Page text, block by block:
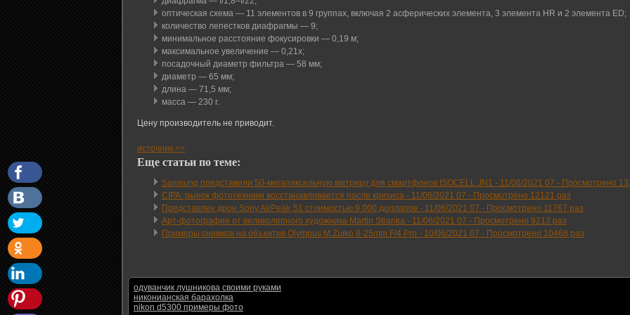
оптическая схема — 11 элементов в 9 группах, включая 2 асферических элемента, 3 элемента HR и 2 элемента ED;
количество лепестков диафрагмы — 9;
минимальное расстояние фокусировки — 0,19 м;
максимальное увеличение — 0,21x;
посадочный диаметр фильтра — 58 мм;
диаметр — 65 мм;
длина — 71,5 мм;
масса — 230 г.
Цену производитель не приводит.
источник >>
Еще статьи по теме:
Samsung представили 50-мегапиксельную матрицу для смартфонов ISOCELL JN1 - 11/06/2021 07 - Просмотрено
CIPA: рынок фототехники восстанавливается после кризиса - 11/06/2021 07 - Просмотрено 12121 раз
Представлен дрон Sony AirPeak S1 стоимостью 9 000 долларов - 11/06/2021 07 - Просмотрено 11767 раз
Арт-фотография от великолепного художника Martin Stranka - 11/06/2021 07 - Просмотрено 9213 раз
Примеры снимков на объектив Olympus M.Zuiko 8-25mm F/4 Pro - 10/06/2021 07 - Просмотрено 10468 раз
одуванчик лушникова своими руками
никонианская барахолка
nikon d5300 примеры фото